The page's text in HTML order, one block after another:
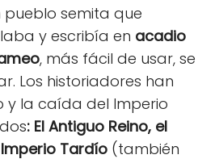
pueblo semita que
y escribía en acadio
, más fácil de usar, se
Los historiadores han
y la caída del Imperio
: El Antiguo Reino, el
Tardío (también